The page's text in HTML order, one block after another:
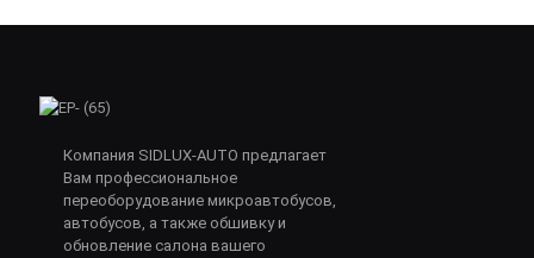
Компания SIDLUX-AUTO предлагает
Вам профессиональное
переоборудование микроавтобусов,
автобусов, а также обшивку и
обновление салона вашего